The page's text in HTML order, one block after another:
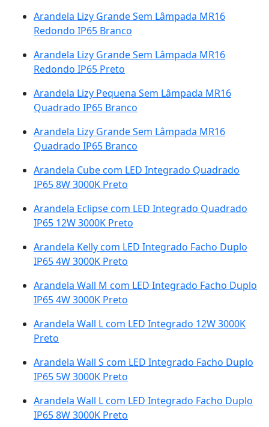
Arandela Lizy Grande Sem Lâmpada MR16
Redondo IP65 Branco
Arandela Lizy Grande Sem Lâmpada MR16
Redondo IP65 Preto
Arandela Lizy Pequena Sem Lâmpada MR16
Quadrado IP65 Branco
Arandela Lizy Grande Sem Lâmpada MR16
Quadrado IP65 Branco
Arandela Cube com LED Integrado Quadrado
IP65 8W 3000K Preto
Arandela Eclipse com LED Integrado Quadrado
IP65 12W 3000K Preto
Arandela Kelly com LED Integrado Facho Duplo
IP65 4W 3000K Preto
Arandela Wall M com LED Integrado Facho Duplo
IP65 4W 3000K Preto
Arandela Wall L com LED Integrado 12W 3000K
Preto
Arandela Wall S com LED Integrado Facho Duplo
IP65 5W 3000K Preto
Arandela Wall L com LED Integrado Facho Duplo
IP65 8W 3000K Preto